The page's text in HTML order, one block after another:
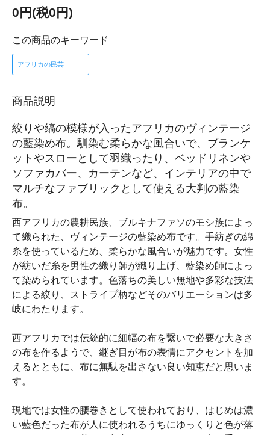
0円(税0円)
この商品のキーワード
アフリカの民芸
商品説明
絞りや縞の模様が入ったアフリカのヴィンテージ
の藍染め布。馴染む柔らかな風合いで、ブランケ
ットやスローとして羽織ったり、ベッドリネンや
ソファカバー、カーテンなど、インテリアの中で
マルチなファブリックとして使える大判の藍染
布。
西アフリカの農耕民族、ブルキナファソのモシ族によっ
て織られた、ヴィンテージの藍染め布です。手紡ぎの綿
糸を使っているため、柔らかな風合いが魅力です。女性
が紡いだ糸を男性の織り師が織り上げ、藍染め師によっ
て染められています。色落ちの美しい無地や多彩な技法
による絞り、ストライプ柄などそのバリエーションは多
岐にわたります。
西アフリカでは伝統的に細幅の布を繋いで必要な大きさ
の布を作るようで、継ぎ目が布の表情にアクセントを加
えるとともに、布に無駄を出さない良い知恵だと思いま
す。
現地では女性の腰巻きとして使われており、はじめは濃
い藍色だった布が人に使われるうちにゆっくりと色が落